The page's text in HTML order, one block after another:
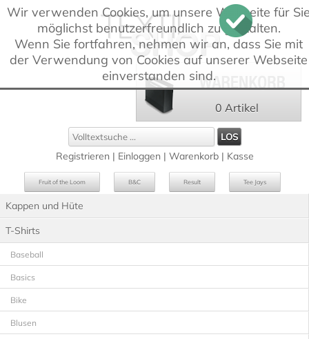
Wir verwenden Cookies, um unsere Webseite für
möglichst benutzerfreundlich zu gestalten.
Wenn Sie fortfahren, nehmen wir an, dass Sie mit
der Verwendung von Cookies auf unserer Webseite
einverstanden sind.
Registrieren | Einloggen | Warenkorb| Kasse
0 Artikel
Fruit of the Loom B&C Result Tee Jays
Kappen und Hüte
T-Shirts
Baseball
Basics
Bike
Blusen